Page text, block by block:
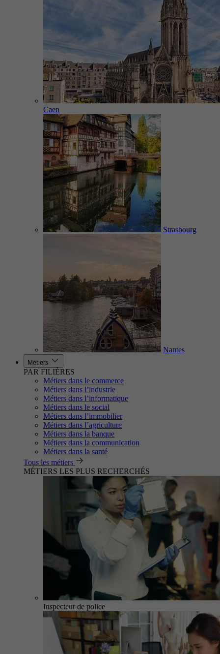
Caen
Strasbourg
Nantes
Métiers
PAR FILIÈRES
Métiers dans le commerce
Métiers dans l’industrie
Métiers dans l’informatique
Métiers dans le social
Métiers dans l’immobilier
Métiers dans l’agriculture
Métiers dans la banque
Métiers dans la communication
Métiers dans la santé
Tous les métiers
MÉTIERS LES PLUS RECHERCHÉS
Inspecteur de police